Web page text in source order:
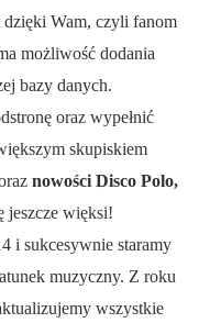
dzięki Wam, czyli fanom
możliwość dodania
bazy danych.
oraz wypełnić
skupiskiem
nowości Disco Polo,
jeszcze więksi!
i sukcesywnie staramy
muzyczny. Z roku
wszystkie